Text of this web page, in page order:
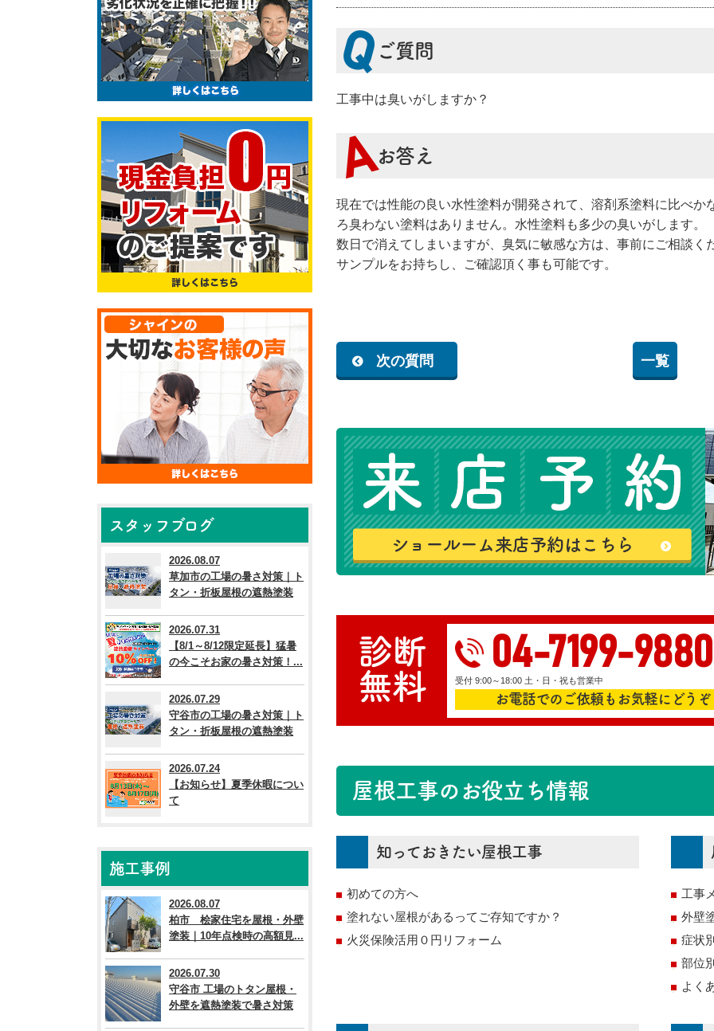
ご質問
工事中は臭いがしますか？
お答え
現在では性能の良い水性塗料が開発されて、溶剤系塗料に比べ
ろ臭わない塗料はありません。水性塗料も多少の臭いがします。
数日で消えてしまいますが、臭気に敏感な方は、事前にご相談く
サンプルをお持ちし、ご確認頂く事も可能です。
次の質問 一覧
診断
無料
04-7199-9880
受付 9:00～18:00 土・日・祝も営業中
お電話でのご依頼もお気軽にどうぞ
屋根工事のお役立ち情報
知っておきたい屋根工事
初めての方へ
塗れない屋根があるってご存知ですか？
火災保険活用０円リフォーム
工事
外壁
症状
部位
よく
スタッフブログ
2026.08.07
草加市の工場の暑さ対策｜ト
タン・折板屋根の遮熱塗装
2026.07.31
【8/1～8/12限定延長】猛暑
の今こそお家の暑さ対策！...
2026.07.29
守谷市の工場の暑さ対策｜ト
タン・折板屋根の遮熱塗装
2026.07.24
【お知らせ】夏季休暇につい
て
施工事例
2026.08.07
柏市 桧家住宅を屋根・外壁
塗装｜10年点検時の高額見...
2026.07.30
守谷市 工場のトタン屋根・
外壁を遮熱塗装で暑さ対策